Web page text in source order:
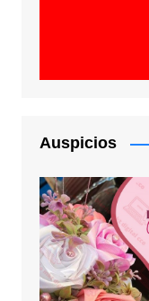
Auspicios